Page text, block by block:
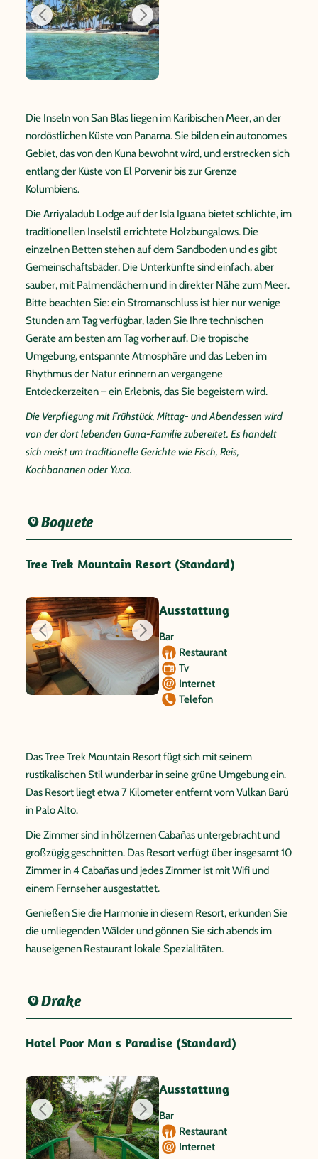
Die Inseln von San Blas liegen im Karibischen Meer, an der
nordöstlichen Küste von Panama. Sie bilden ein autonomes
Gebiet, das von den Kuna bewohnt wird, und erstrecken sich
entlang der Küste von El Porvenir bis zur Grenze
Kolumbiens.
Die Arriyaladub Lodge auf der Isla Iguana bietet schlichte, im
traditionellen Inselstil errichtete Holzbungalows. Die
einzelnen Betten stehen auf dem Sandboden und es gibt
Gemeinschaftsbäder. Die Unterkünfte sind einfach, aber
sauber, mit Palmendächern und in direkter Nähe zum Meer.
Bitte beachten Sie: ein Stromanschluss ist hier nur wenige
Stunden am Tag verfügbar, laden Sie Ihre technischen
Geräte am besten am Tag vorher auf. Die tropische
Umgebung, entspannte Atmosphäre und das Leben im
Rhythmus der Natur erinnern an vergangene
Entdeckerzeiten – ein Erlebnis, das Sie begeistern wird.
Die Verpflegung mit Frühstück, Mittag- und Abendessen wird
von der dort lebenden Guna-Familie zubereitet. Es handelt
sich meist um traditionelle Gerichte wie Fisch, Reis,
Kochbananen oder Yuca.
Boquete
Tree Trek Mountain Resort (Standard)
Ausstattung
Bar
Restaurant
Tv
Internet
Telefon
Das Tree Trek Mountain Resort fügt sich mit seinem
rustikalischen Stil wunderbar in seine grüne Umgebung ein.
Das Resort liegt etwa 7 Kilometer entfernt vom Vulkan Barú
in Palo Alto.
Die Zimmer sind in hölzernen Cabañas untergebracht und
großzügig geschnitten. Das Resort verfügt über insgesamt 10
Zimmer in 4 Cabañas und jedes Zimmer ist mit Wifi und
einem Fernseher ausgestattet.
Genießen Sie die Harmonie in diesem Resort, erkunden Sie
die umliegenden Wälder und gönnen Sie sich abends im
hauseigenen Restaurant lokale Spezialitäten.
Drake
Hotel Poor Man s Paradise (Standard)
Ausstattung
Bar
Restaurant
Internet